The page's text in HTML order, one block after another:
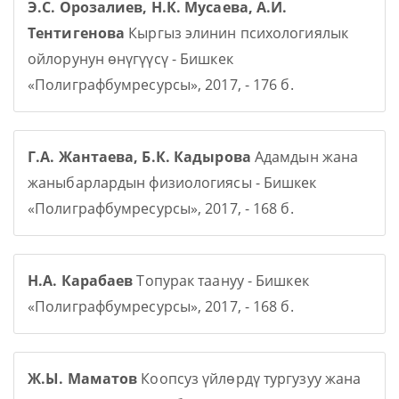
Э.С. Орозалиев, Н.К. Мусаева, А.И.
Тентигенова Кыргыз элинин психологиялык
ойлорунун өнүгүүсү - Бишкек
«Полиграфбумресурсы», 2017, - 176 б.
Г.А. Жантаева, Б.К. Кадырова Адамдын жана
жаныбарлардын физиологиясы - Бишкек
«Полиграфбумресурсы», 2017, - 168 б.
Н.А. КарабаевТопурак таануу - Бишкек
«Полиграфбумресурсы», 2017, - 168 б.
Ж.Ы. Маматов Коопсуз үйлөрдү тургузуу жана